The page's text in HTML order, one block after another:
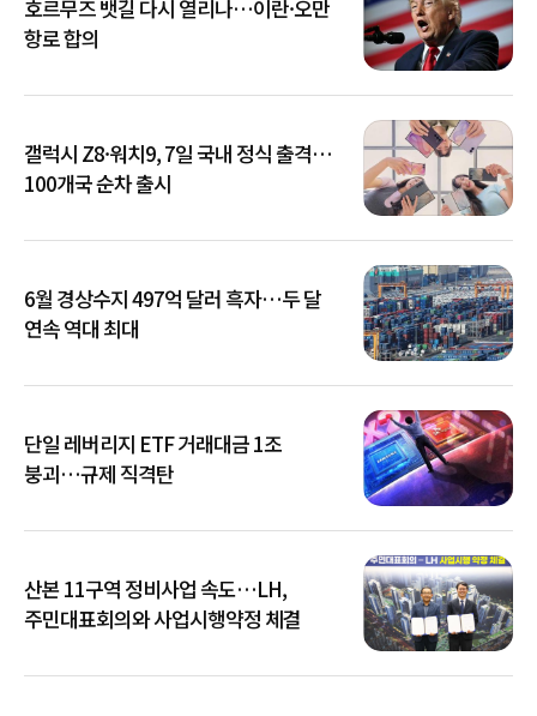
호르무즈 뱃길 다시 열리나…이란·오만
항로 합의
갤럭시 Z8·워치9, 7일 국내 정식 출격…
100개국 순차 출시
6월 경상수지 497억 달러 흑자…두 달
연속 역대 최대
단일 레버리지 ETF 거래대금 1조
붕괴…규제 직격탄
산본 11구역 정비사업 속도…LH,
주민대표회의와 사업시행약정 체결